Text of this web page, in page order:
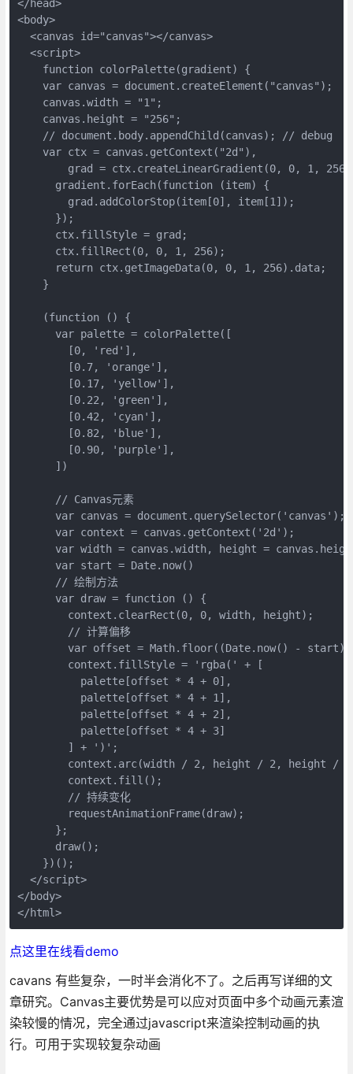
</head>
<body>
  <canvas id="canvas"></canvas>
  <script>
    function colorPalette(gradient) {
    var canvas = document.createElement("canvas");
    canvas.width = "1";
    canvas.height = "256";
    // document.body.appendChild(canvas); // debug
    var ctx = canvas.getContext("2d"),
grad = ctx.createLinearGradient(0, 0, 1,
      gradient.forEach(function (item) {
        grad.addColorStop(item[0], item[1]);
      });
      ctx.fillStyle = grad;
      ctx.fillRect(0, 0, 1, 256);
      return ctx.getImageData(0, 0, 1, 256).data;
    }
    (function () {
      var palette = colorPalette([
        [0, 'red'],
        [0.7, 'orange'],
        [0.17, 'yellow'],
        [0.22, 'green'],
        [0.42, 'cyan'],
        [0.82, 'blue'],
        [0.90, 'purple'],
      ])
      // Canvas元素
      var canvas = document.querySelector('canvas');
      var context = canvas.getContext('2d');
var width = canvas.width, height =
      var start = Date.now()
      // 绘制方法
      var draw = function () {
        context.clearRect(0, 0, width, height);
        // 计算偏移
var offset = Math.floor((Date.now() - start)
        context.fillStyle = 'rgba(' + [
          palette[offset * 4 + 0],
          palette[offset * 4 + 1],
          palette[offset * 4 + 2],
          palette[offset * 4 + 3]
        ] + ')';
context.arc(width / 2, height / 2, height /
        context.fill();
        // 持续变化
        requestAnimationFrame(draw);
      };
      draw();
    })();
  </script>
</body>
</html>
点这里在线看demo
cavans 有些复杂，一时半会消化不了。之后再写详细的文
章研究。Canvas主要优势是可以应对页面中多个动画元素渲
染较慢的情况，完全通过javascript来渲染控制动画的执
行。可用于实现较复杂动画